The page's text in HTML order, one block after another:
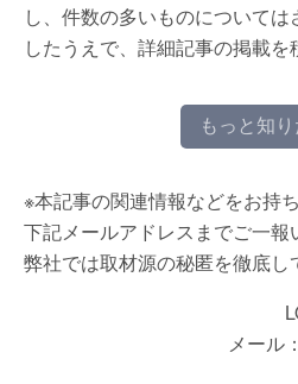
し、件数の多いものについて
したうえで、詳細記事の掲載を
もっと知
※本記事の関連情報などをお持
下記メールアドレスまでご一報
弊社では取材源の秘匿を徹底し
メール